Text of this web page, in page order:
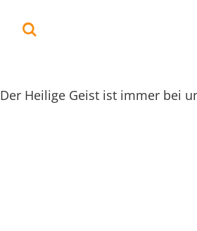
Der Heilige Geist ist immer bei